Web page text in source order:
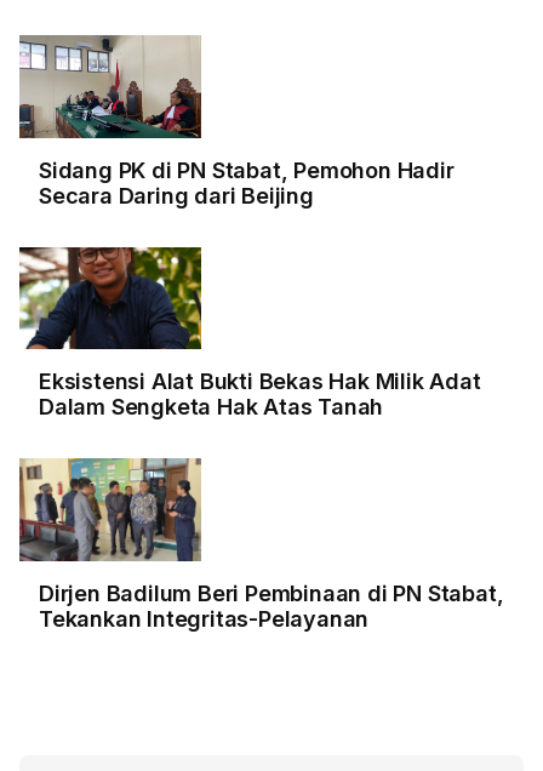
Sidang PK di PN Stabat, Pemohon Hadir
Secara Daring dari Beijing
Eksistensi Alat Bukti Bekas Hak Milik Adat
Dalam Sengketa Hak Atas Tanah
Dirjen Badilum Beri Pembinaan di PN Stabat,
Tekankan Integritas-Pelayanan